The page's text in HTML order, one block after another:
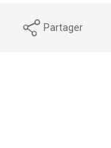
Partager